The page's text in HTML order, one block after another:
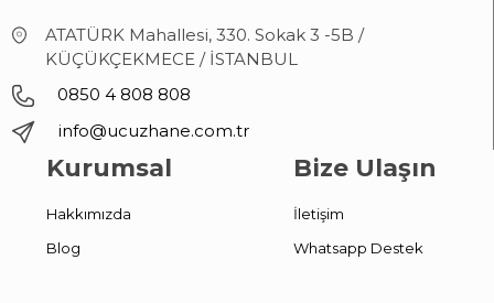
ATATÜRK Mahallesi, 330. Sokak 3 -5B /
KÜÇÜKÇEKMECE / İSTANBUL
0850 4 808 808
info@ucuzhane.com.tr
Kurumsal
Hakkımızda
Blog
Bize Ulaşın
İletişim
Whatsapp Destek